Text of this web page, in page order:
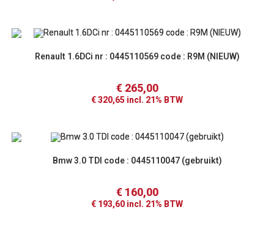
Renault 1.6DCi nr : 0445110569 code : R9M (NIEUW)
€265,00
€320,65 incl. 21% BTW
Bmw 3.0 TDI code : 0445110047 (gebruikt)
€160,00
€ 193,60 incl. 21% BTW